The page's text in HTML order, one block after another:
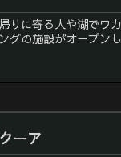
りに寄る人や湖でワ
グの施設がオープン
ーア